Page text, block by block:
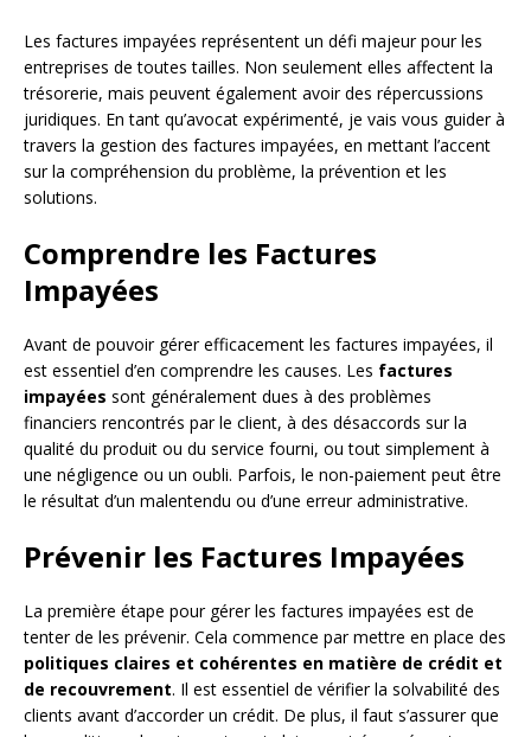
Les factures impayées représentent un défi majeur pour les
entreprises de toutes tailles. Non seulement elles affectent la
trésorerie, mais peuvent également avoir des répercussions
juridiques. En tant qu’avocat expérimenté, je vais vous guider à
travers la gestion des factures impayées, en mettant l’accent
sur la compréhension du problème, la prévention et les
solutions.
Comprendre les Factures
Impayées
Avant de pouvoir gérer efficacement les factures impayées, il
est essentiel d’en comprendre les causes. Les factures
impayées sont généralement dues à des problèmes
financiers rencontrés par le client, à des désaccords sur la
qualité du produit ou du service fourni, ou tout simplement à
une négligence ou un oubli. Parfois, le non-paiement peut être
le résultat d’un malentendu ou d’une erreur administrative.
Prévenir les Factures Impayées
La première étape pour gérer les factures impayées est de
tenter de les prévenir. Cela commence par mettre en place des
politiques claires et cohérentes en matière de crédit et
de recouvrement. Il est essentiel de vérifier la solvabilité des
clients avant d’accorder un crédit. De plus, il faut s’assurer que